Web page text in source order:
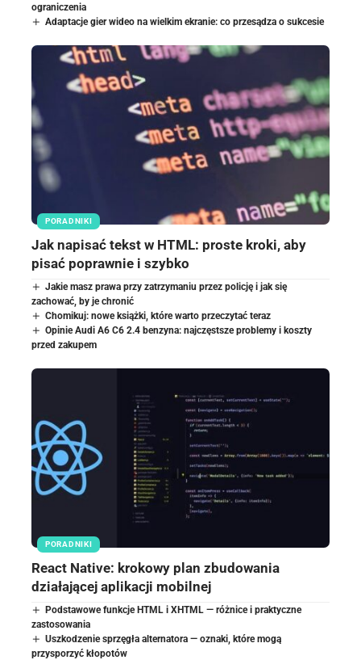
ograniczenia
Adaptacje gier wideo na wielkim ekranie: co przesądza o sukcesie
PORADNIKI
Jak napisać tekst w HTML: proste kroki, aby
pisać poprawnie i szybko
Jakie masz prawa przy zatrzymaniu przez policję i jak się
zachować, by je chronić
Chomikuj: nowe książki, które warto przeczytać teraz
Opinie Audi A6 C6 2.4 benzyna: najczęstsze problemy i koszty
przed zakupem
PORADNIKI
React Native: krokowy plan zbudowania
działającej aplikacji mobilnej
Podstawowe funkcje HTML i XHTML — różnice i praktyczne
zastosowania
Uszkodzenie sprzęgła alternatora — oznaki, które mogą
przysporzyć kłopotów